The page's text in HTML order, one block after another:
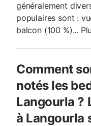
généralement
populaires sont :
balcon (100 %)...
Comment
notés les
Langourla ?
à Langourla